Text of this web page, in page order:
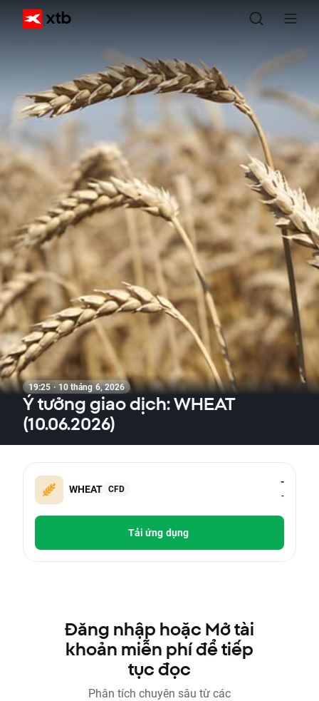
19:25 · 10 tháng 6, 2026
Ý tưởng giao dịch: WHEAT
(10.06.2026)
WHEAT CFD
-
-
Tải ứng dụng
Đăng nhập hoặc Mở tài
khoản miễn phí để tiếp
tục đọc
Phân tích chuyên sâu từ các